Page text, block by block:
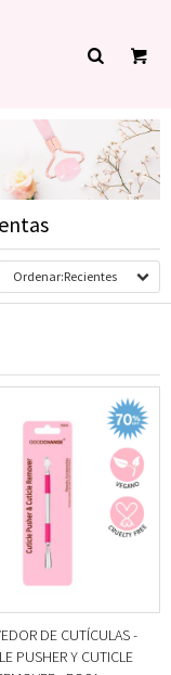
Recientes
DE CUTÍCULAS -
PUSHER Y CUTICLE